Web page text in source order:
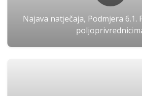
Najava natječaja, Podmjera 6.1.